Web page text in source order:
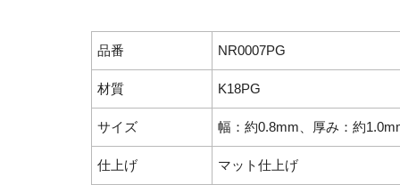
品番 NR0007PG
材質 K18PG
サイズ 幅：約0.8mm、厚み：約
仕上げ マット仕上げ